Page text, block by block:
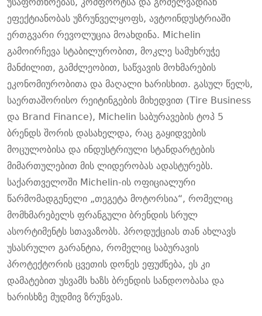
ეფექტიანობას უზრუნველყოფს, ავტოინდუსტრიაში
ერთგვარი რევოლუცია მოახდინა. Michelin
გამოირჩევა სტაბილურობით, მოკლე სამუხრუჭე
მანძილით, გამძლეობით, საწვავის მოხმარების
ეკონომიურობითა და მაღალი ხარისხით. გასულ წელს,
საერთაშორისო რეიტინგების მიხედვით (Tire Business
და Brand Finance), Michelin საბურავების ტოპ 5
ბრენდს შორის დასახელდა, რაც გაყიდვების
მოცულობისა და ინდუსტრიული სტანდარტების
მიმართულებით მის ლიდერობას ადასტურებს.
საქართველოში Michelin-ის ოფიციალური
წარმომადგენელი „თეგეტა მოტორსია“, რომელიც
მომხმარებელს ფრანგული ბრენდის სრულ
ასორტიმენტს სთავაზობს. პროდუქციას თან ახლავს
უსასრულო გარანტია, რომელიც საბურავის
პროტექტორის ცვეთის დონეს ეფუძნება, ეს კი
დამატებით უსვამს ხაზს ბრენდის სანდოობასა და
ხარისხზე მუდმივ ზრუნვას.